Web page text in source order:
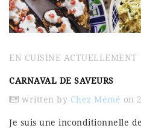
EN CUISINE ACTUELLEMENT
CARNAVAL DE SAVEURS
written by Chez Mémé on
Je suis une inconditionnelle